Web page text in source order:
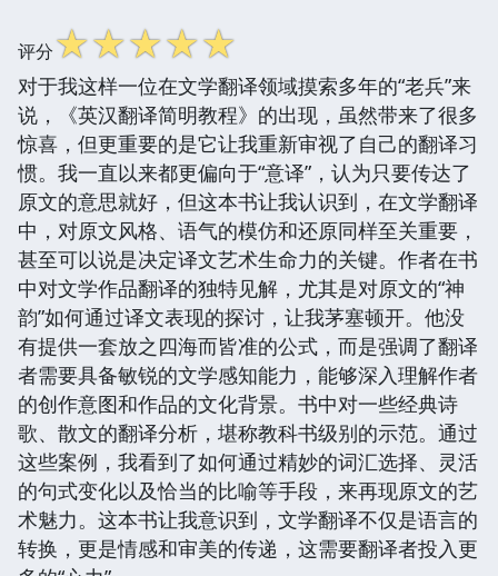
评分☆☆☆☆☆
对于我这样一位在文学翻译领域摸索多年的“老兵”来
说，《英汉翻译简明教程》的出现，虽然带来了很多
惊喜，但更重要的是它让我重新审视了自己的翻译习
惯。我一直以来都更偏向于“意译”，认为只要传达了
原文的意思就好，但这本书让我认识到，在文学翻译
中，对原文风格、语气的模仿和还原同样至关重要，
甚至可以说是决定译文艺术生命力的关键。作者在书
中对文学作品翻译的独特见解，尤其是对原文的“神
韵”如何通过译文表现的探讨，让我茅塞顿开。他没
有提供一套放之四海而皆准的公式，而是强调了翻译
者需要具备敏锐的文学感知能力，能够深入理解作者
的创作意图和作品的文化背景。书中对一些经典诗
歌、散文的翻译分析，堪称教科书级别的示范。通过
这些案例，我看到了如何通过精妙的词汇选择、灵活
的句式变化以及恰当的比喻等手段，来再现原文的艺
术魅力。这本书让我意识到，文学翻译不仅是语言的
转换，更是情感和审美的传递，这需要翻译者投入更